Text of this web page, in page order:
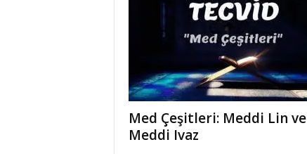
Med Çeşitleri: Meddi Lin ve
Meddi Ivaz